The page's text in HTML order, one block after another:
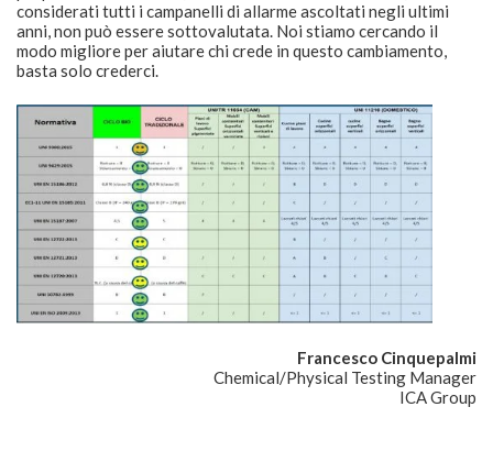
Francesco Cinquepalmi
Chemical/Physical Testing Manager
ICA Group